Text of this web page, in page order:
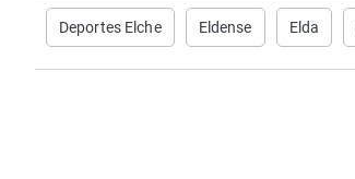
Deportes Elche Eldense Elda